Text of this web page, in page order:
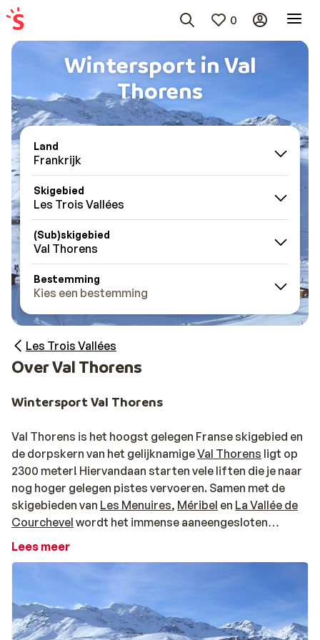
0
Wintersport in Val
Thorens
Land
Frankrijk
Skigebied
Les Trois Vallées
(Sub)skigebied
Val Thorens
Bestemming
Kies een bestemming
Les Trois Vallées
Over Val Thorens
Wintersport Val Thorens
Val Thorens is het hoogst gelegen Franse skigebied en
de dorpskern van het gelijknamigeVal Thorens ligt op
2300 meter! Hiervandaan starten vele liften die je naar
nog hoger gelegen pistes vervoeren. Samen met de
skigebieden van Les Menuires, Méribel en La Vallée de
Courchevel wordt het immense aaneengesloten
skigebied
Thorens een veelvoud aan routes zodat iedere skiër
Lees meer